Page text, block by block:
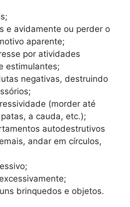
e avidamente ou perder o
aparente;
por atividades
estimulantes;
negativas, destruindo
(morder até
a cauda, etc.);
autodestrutivos
andar em círculos,
brinquedos e objetos.